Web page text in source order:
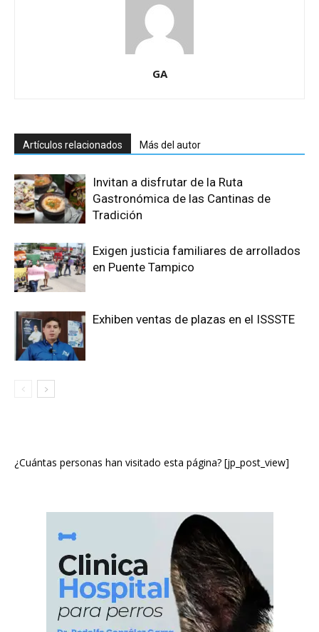
GA
Artículos relacionados Más del autor
Invitan a disfrutar de la Ruta
Gastronómica de las Cantinas de
Tradición
Exigen justicia familiares de arrollados
en Puente Tampico
Exhiben ventas de plazas en el ISSSTE
¿Cuántas personas han visitado esta página? [jp_post_view]